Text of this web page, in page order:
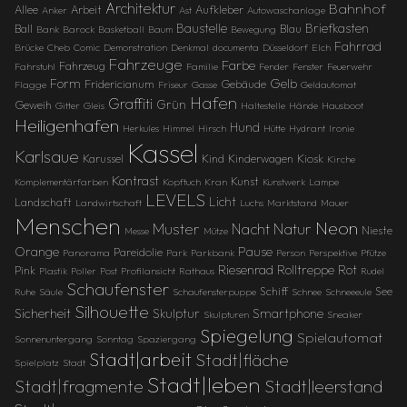
Allee Anker Arbeit Architektur Ast Aufkleber Autowaschanlage Bahnhof
Ball Bank Barock Basketball Baum Baustelle Bewegung Blau Briefkasten
Brücke Cheb Comic Demonstration Denkmal documenta Düsseldorf Elch Fahrrad
Fahrstuhl Fahrzeug Fahrzeuge Familie Farbe Fender Fenster Feuerwehr
Flagge Form Fridericianum Friseur Gasse Gebäude Gelb Geldautomat
Geweih Gitter Gleis Graffiti Grün Hafen Haltestelle Hände Hausboot
Heiligenhafen Herkules Himmel Hirsch Hund Hütte Hydrant Ironie
Karlsaue Karussel Kassel Kind Kinderwagen Kiosk Kirche
Komplementärfarben Kontrast Kopftuch Kran Kunst Kunstwerk Lampe
Landschaft Landwirtschaft LEVELS Licht Luchs Marktstand Mauer
Menschen Messe Muster Mütze Nacht Natur Neon Nieste
Orange Panorama Pareidolie Park Parkbank Pause Person Perspektive Pfütze
Pink Plastik Poller Post Profilansicht Rathaus Riesenrad Rolltreppe Rot Rudel
Ruhe Säule Schaufenster Schaufensterpuppe Schiff Schnee Schneeeule See
Sicherheit Silhouette Skulptur Skulpturen Smartphone Sneaker
Sonnenuntergang Sonntag Spaziergang Spiegelung Spielautomat
Spielplatz Stadt Stadt|arbeit Stadt|fläche
Stadt|fragmente Stadt|leben Stadt|leerstand